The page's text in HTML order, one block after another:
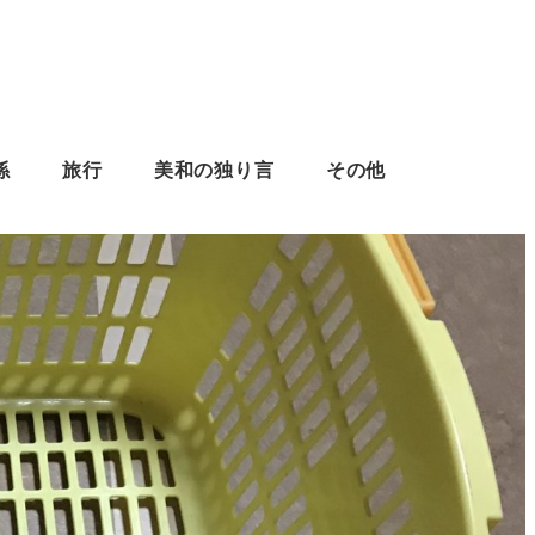
旅行 美和の独り言 その他